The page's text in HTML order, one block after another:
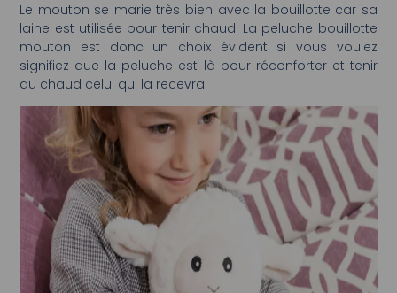
Le mouton se marie très bien avec la bouillotte car sa
laine est utilisée pour tenir chaud. La peluche bouillotte
mouton est donc un choix évident si vous voulez
signifiez que la peluche est là pour réconforter et tenir
au chaud celui qui la recevra.